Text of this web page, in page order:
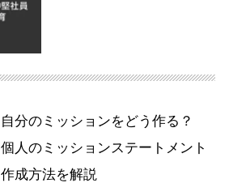
自分のミッションをどう作る？
個人のミッションステートメント
作成方法を解説